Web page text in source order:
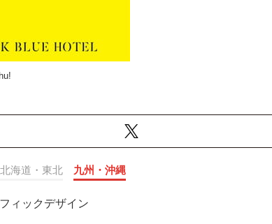
北海道・東北 九州・沖縄
ィックデザイン